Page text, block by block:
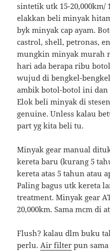
sintetik utk 15-20,000km/
elakkan beli minyak
byk minyak cap ayam.
castrol, shell, petronas,
mungkin minyak murah
hari ada berapa ribu
wujud di bengkel-
ambik botol-botol ini
Elok beli minyak di
genuine. Unless kalau
part yg kita beli tu.
Minyak gear manual
kereta baru (kurang 5
kereta atas 5 tahun atau
Paling bagus utk kereta
treatment. Minyak gear
20,000km. Sama mcm di
Flush? kalau dlm buku
perlu.Air filter pun sama